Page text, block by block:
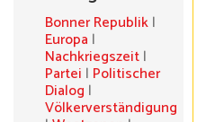
Bonner Republik|
Europa |
Nachkriegszeit|
Partei | Politischer
Dialog |
Völkerverständigung